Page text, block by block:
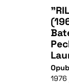
1976